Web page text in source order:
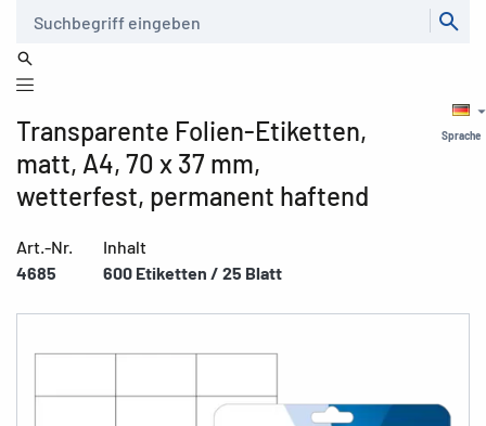
Sprache
Transparente Folien-Etiketten,
matt, A4, 70 x 37 mm,
wetterfest, permanent haftend
Art.-Nr.
4685
Inhalt
600 Etiketten / 25 Blatt